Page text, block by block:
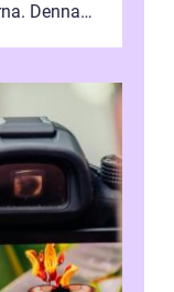
Denna